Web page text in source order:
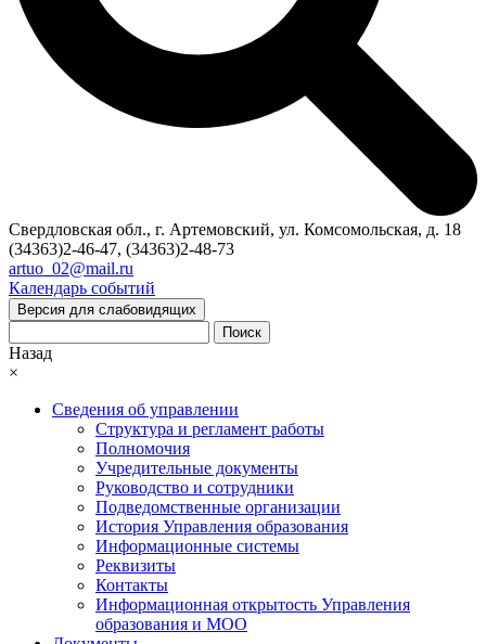
Свердловская обл., г. Артемовский, ул. Комсомольская, д. 18
(34363)2-46-47, (34363)2-48-73
artuo_02@mail.ru
Календарь событий
Версия для слабовидящих
Поиск
Назад
×
Сведения об управлении
Структура и регламент работы
Полномочия
Учредительные документы
Руководство и сотрудники
Подведомственные организации
История Управления образования
Информационные системы
Реквизиты
Контакты
Информационная открытость Управления
образования и МОО